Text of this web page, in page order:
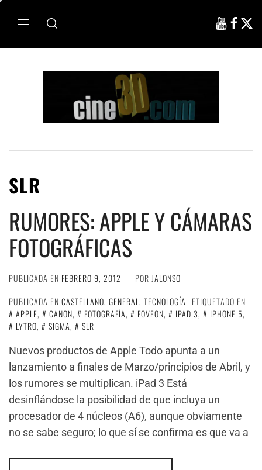
Menú
SLR
RUMORES: APPLE Y CÁMARAS
FOTOGRÁFICAS
PUBLICADA EN FEBRERO 9, 2012 POR JALONSO
PUBLICADA EN CASTELLANO, GENERAL, TECNOLOGÍA
ETIQUETADO EN
APPLE, CANON, FOTOGRAFÍA, FOVEON, IPAD 3, IPHONE 5,
LYTRO, SIGMA,
SLR
Nuevos productos de Apple Todo apunta a un
lanzamiento a finales de Marzo/principios de Abril, y
los rumores se multiplican. iPad 3 Está
desinflándose la posibilidad de que incluya un
procesador de 4 núcleos (A6), aunque obviamente
no se sabe seguro; lo que sí se confirma es que va a